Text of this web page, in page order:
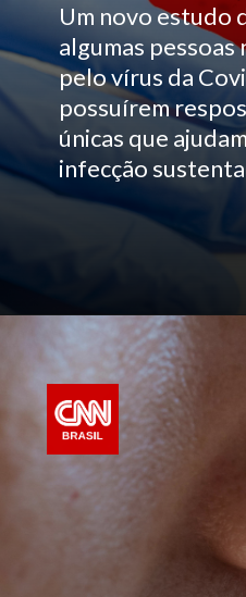
Um novo estudo
algumas pessoas
pelo vírus da
possuírem
únicas que
infecção